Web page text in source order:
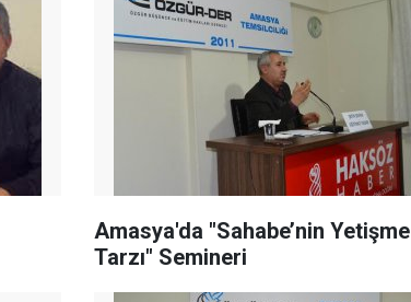
Amasya'da "Sahabe’nin Yetişme
Tarzı" Semineri